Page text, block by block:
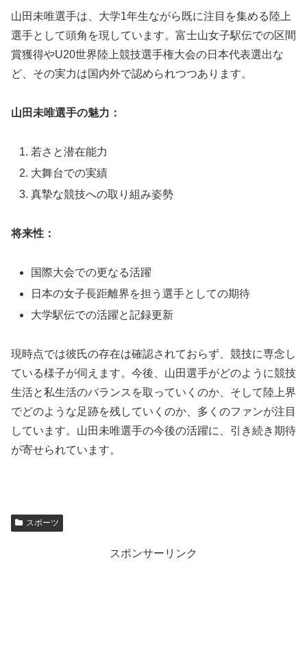
山田未唯選手は、大学1年生ながら既に注目を集める陸上
選手として頭角を現しています。富士山女子駅伝での区間
賞獲得やU20世界陸上競技選手権大会の日本代表選出な
ど、その実力は国内外で認められつつあります。
山田未唯選手の魅力：
若さと潜在能力
大舞台での実績
真摯な競技への取り組み姿勢
将来性：
国際大会での更なる活躍
日本の女子長距離界を担う選手としての期待
大学駅伝での活躍と記録更新
現時点では彼氏の存在は確認されておらず、競技に専念し
ている様子が伺えます。今後、山田選手がどのように競技
生活と私生活のバランスを取っていくのか、そして陸上界
でどのような足跡を残していくのか、多くのファンが注目
しています。山田未唯選手の今後の活躍に、引き続き期待
が寄せられています。
スポーツ
スポンサーリンク